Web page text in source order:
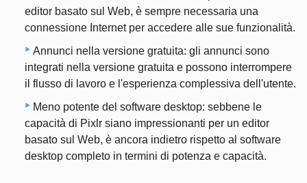
editor basato sul Web, è sempre necessaria una
connessione Internet per accedere alle sue funzionalità.
Annunci nella versione gratuita: gli annunci sono
integrati nella versione gratuita e possono interrompere
il flusso di lavoro e l'esperienza complessiva dell'utente.
Meno potente del software desktop: sebbene le
capacità di Pixlr siano impressionanti per un editor
basato sul Web, è ancora indietro rispetto al software
desktop completo in termini di potenza e capacità.